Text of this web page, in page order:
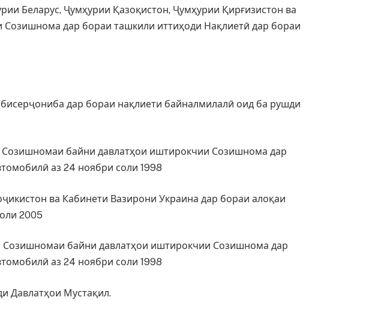
Беларус, Ҷумҳурии Қазоқистон, Ҷумҳурии Қирғизистон ва
дар бораи ташкили иттиҳоди Нақлиетӣ дар бораи
дар бораи нақлиети байналмилалӣ оид ба рушди
байни давлатҳои иштирокчии Созишнома дар
аз 24 ноябри соли 1998
ва Кабинети Вазирони Украина дар бораи алоқаи
2005
Созишномаи байни давлатҳои иштирокчии Созишнома дар
аз 24 ноябри соли 1998
Давлатҳои Мустақил.